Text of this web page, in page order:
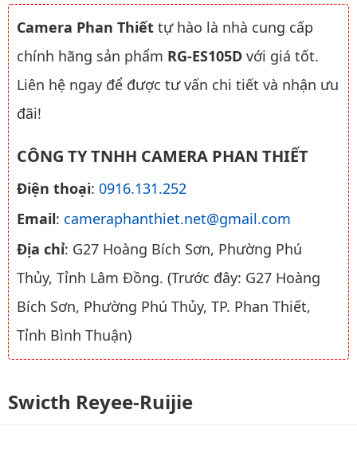
Camera Phan Thiết tự hào là nhà cung cấp
chính hãng sản phẩm RG-ES105D với giá tốt.
Liên hệ ngay để được tư vấn chi tiết và nhận ưu
đãi!
CÔNG TY TNHH CAMERA PHAN THIẾT
Điện thoại: 0916.131.252
Email: cameraphanthiet.net@gmail.com
Địa chỉ: G27 Hoàng Bích Sơn, Phường Phú
Thủy, Tỉnh Lâm Đồng. (Trước đây: G27 Hoàng
Bích Sơn, Phường Phú Thủy, TP. Phan Thiết,
Tỉnh Bình Thuận)
Swicth Reyee-Ruijie